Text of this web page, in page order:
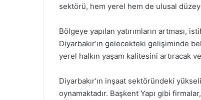
sektörü, hem yerel hem de ulusal
Bölgeye yapılan yatırımların artması,
Diyarbakır’ın gelecekteki gelişiminde
yerel halkın yaşam kalitesini artıracak
Diyarbakır’ın inşaat sektöründeki
oynamaktadır. Başkent Yapı gibi